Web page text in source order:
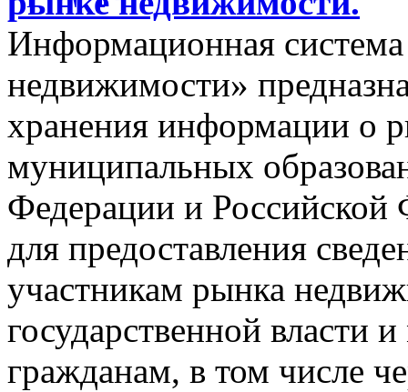
Информационная
недвижимости»
хранения информации о
муниципальных
Федерации и Российской
для предоставления
участникам рынка
государственной власти
гражданам, в том числе